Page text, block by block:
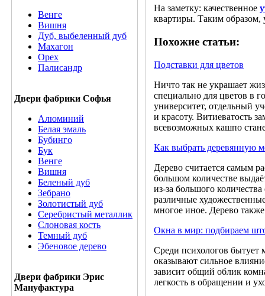
Венге
Вишня
Дуб, выбеленный дуб
Махагон
Орех
Палисандр
Двери фабрики Софья
Алюминий
Белая эмаль
Бубинго
Бук
Венге
Вишня
Беленый дуб
Зебрано
Золотистый дуб
Серебристый металлик
Слоновая кость
Темный дуб
Эбеновое дерево
Двери фабрики Эрис
Мануфактура
На заметку: качественное
квартиры. Таким
Похожие статьи:
Подставки для цветов
Ничто так не украшает
специально для цветов в
университет, отдельный
и красоту. Витиеватость
всевозможных кашпо
Как выбрать деревянную
Дерево считается самым
большом количестве
из-за большого
различные
многое иное. Дерево также
Окна в мир: подбираем
Среди психологов бытует
оказывают сильное
зависит общий облик
легкость в обращении и